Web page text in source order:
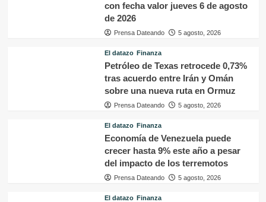
con fecha valor jueves 6 de agosto
de 2026
Prensa Dateando 5 agosto, 2026
El datazo Finanza
Petróleo de Texas retrocede 0,73%
tras acuerdo entre Irán y Omán
sobre una nueva ruta en Ormuz
Prensa Dateando 5 agosto, 2026
El datazo Finanza
Economía de Venezuela puede
crecer hasta 9% este año a pesar
del impacto de los terremotos
Prensa Dateando 5 agosto, 2026
El datazo Finanza